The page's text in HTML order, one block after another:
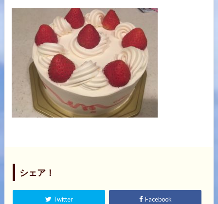
シェア！
Twitter Facebook